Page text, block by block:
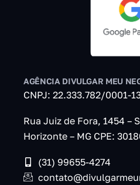
AGÊNCIA DIVULGAR MEU
CNPJ: 22.333.782/0001-
Rua Juiz de Fora, 1454 –
Horizonte – MG CPE:
(31) 99655-4274